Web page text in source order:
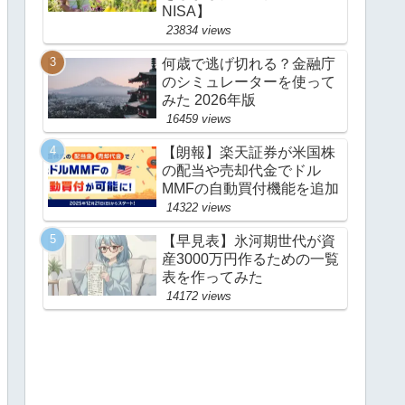
NISA】
23834 views
何歳で逃げ切れる？金融庁
のシミュレーターを使って
みた 2026年版
16459 views
【朗報】楽天証券が米国株
の配当や売却代金でドル
MMFの自動買付機能を追加
14322 views
【早見表】氷河期世代が資
産3000万円作るための一覧
表を作ってみた
14172 views